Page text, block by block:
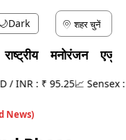
🌙Dark शहर चुनें
राष्ट्रीय मनोरंजन
INR : ₹ 95.25📈 Sensex :
News)